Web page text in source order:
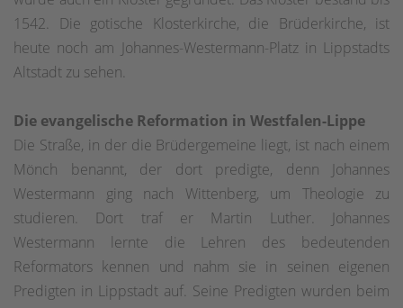
1542. Die gotische Klosterkirche, die Brüderkirche, ist
heute noch am Johannes-Westermann-Platz in Lippstadts
Altstadt zu sehen.
Die evangelische Reformation in Westfalen-Lippe
Die Straße, in der die Brüdergemeine liegt, ist nach einem
Mönch benannt, der dort predigte, denn Johannes
Westermann ging nach Wittenberg, um Theologie zu
studieren. Dort traf er Martin Luther. Johannes
Westermann lernte die Lehren des bedeutenden
Reformators kennen und nahm sie in seinen eigenen
Predigten in Lippstadt auf. Seine Predigten wurden beim